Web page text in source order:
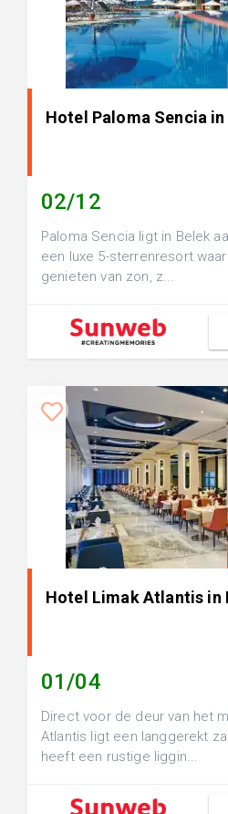
Hotel Paloma Sencia
02/12
Paloma Sencia ligt in Belek
een luxe 5-sterrenresort
genieten van zon, z...
Hotel Limak Atlantis in
01/04
Direct voor de deur van het
Atlantis ligt een langgerekt
heeft een rustige liggin...